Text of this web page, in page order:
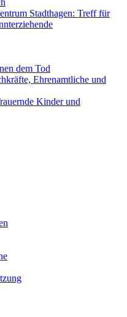
Stadthagen: Treff für
dem Tod
Ehrenamtliche und
Kinder und